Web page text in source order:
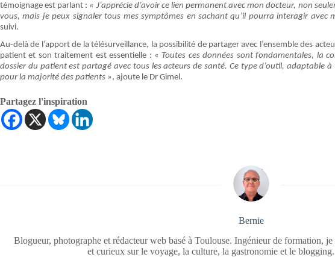
témoignage est parlant : « J’apprécie d’avoir ce lien permanent avec mon docteur, non
vous, mais je peux signaler tous mes symptômes en sachant qu’il pourra interagir avec
suivi.
Au-delà de l’apport de la télésurveillance, la possibilité de partager avec l’ensemble des
patient et son traitement est essentielle : « Toutes ces données sont fondamentales, la
dossier du patient est partagé avec tous les acteurs de santé. Ce type d’outil, adaptable
pour la majorité des patients », ajoute le Dr Gimel.
Partagez l'inspiration
Bernie
Blogueur, photographe et rédacteur web basé à Toulouse. Ingénieur de formation,
et curieux sur le voyage, la culture, la gastronomie et le